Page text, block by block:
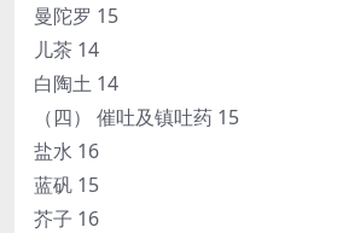
曼陀罗 15
儿茶 14
白陶土 14
（四） 催吐及镇吐药 15
盐水 16
蓝矾 15
芥子 16